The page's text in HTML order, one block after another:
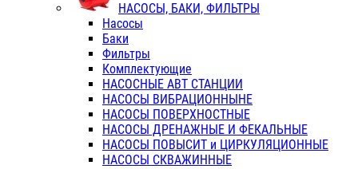
НАСОСЫ, БАКИ, ФИЛЬТРЫ
Насосы
Баки
Фильтры
Комплектующие
НАСОСНЫЕ АВТ СТАНЦИИ
НАСОСЫ ВИБРАЦИОННЫНЕ
НАСОСЫ ПОВЕРХНОСТНЫЕ
НАСОСЫ ДРЕНАЖНЫЕ И ФЕКАЛЬНЫЕ
НАСОСЫ ПОВЫСИТ и ЦИРКУЛЯЦИОННЫЕ
НАСОСЫ СКВАЖИННЫЕ